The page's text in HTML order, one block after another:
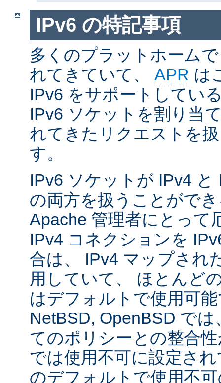
IPv6 の特記事項
多くのプラットホーム
れてきていて、 APR は
IPv6 をサポートしてい
IPv6 ソケットを割り当
れてきたリクエストを
す。
IPv6 ソケットが IPv4
の両方を扱うことがで
Apache 管理者にとって
IPv4 コネクションを
合は、 IPv4 マップされ
用していて、 ほとんど
はデフォルトで使用可
NetBSD, OpenBSD で
てのポリシーとの整合
では使用不可に設定さ
のデフォルトで使用不